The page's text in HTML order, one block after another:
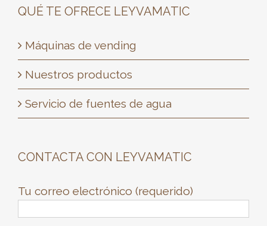
consultar
guÃ­
a
que
reÃºna
Ãºnicamente
y
de
QUÉ TE OFRECE LEYVAMATIC
Máquinas de vending
Nuestros productos
Servicio de fuentes de agua
CONTACTA CON LEYVAMATIC
Tu correo electrónico (requerido)